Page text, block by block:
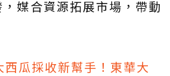
媒合資源拓展市場，帶動
西瓜採收新幫手！東華大